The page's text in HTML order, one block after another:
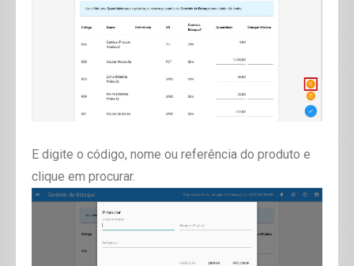
E digite o código, nome ou referência do produto e
clique em procurar.